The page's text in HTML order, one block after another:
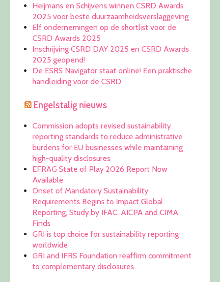
Heijmans en Schijvens winnen CSRD Awards
2025 voor beste duurzaamheidsverslaggeving
Elf ondernemingen op de shortlist voor de
CSRD Awards 2025
Inschrijving CSRD DAY 2025 en CSRD Awards
2025 geopend!
De ESRS Navigator staat online! Een praktische
handleiding voor de CSRD
Engelstalig nieuws
Commission adopts revised sustainability
reporting standards to reduce administrative
burdens for EU businesses while maintaining
high-quality disclosures
EFRAG State of Play 2026 Report Now
Available
Onset of Mandatory Sustainability
Requirements Begins to Impact Global
Reporting, Study by IFAC, AICPA and CIMA
Finds
GRI is top choice for sustainability reporting
worldwide
GRI and IFRS Foundation reaffirm commitment
to complementary disclosures